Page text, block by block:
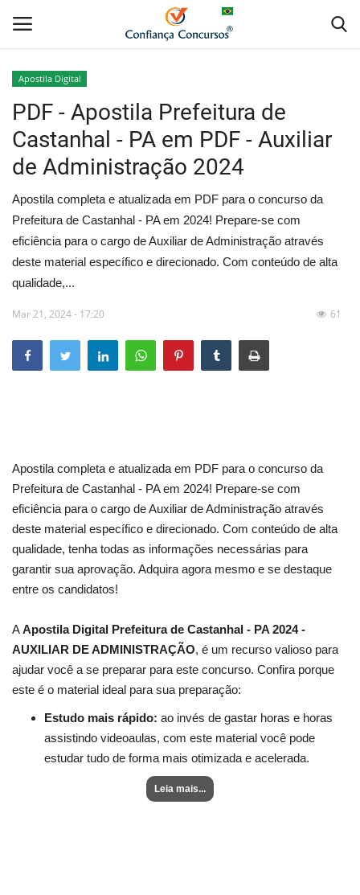
Home
Apostila Digital
Apostila Impressa
Cursos Online
Combo Apostilas
Apostila Digital
PDF - Apostila Prefeitura de
Castanhal - PA em PDF - Auxiliar
de Administração 2024
Apostila completa e atualizada em PDF para o concurso da
Prefeitura de Castanhal - PA em 2024! Prepare-se com
eficiência para o cargo de Auxiliar de Administração através
deste material específico e direcionado. Com conteúdo de alta
qualidade,...
Mar 21, 2024 - 17:20 61
Apostila completa e atualizada em PDF para o concurso da
Prefeitura de Castanhal - PA em 2024! Prepare-se com
eficiência para o cargo de Auxiliar de Administração através
deste material específico e direcionado. Com conteúdo de alta
qualidade, tenha todas as informações necessárias para
garantir sua aprovação. Adquira agora mesmo e se destaque
entre os candidatos!
AApostila Digital Prefeitura de Castanhal - PA 2024 -
AUXILIAR DE ADMINISTRAÇÃO, é um recurso valioso para
ajudar você a se preparar para este concurso. Confira porque
este é o material ideal para sua preparação:
Estudo mais rápido: ao invés de gastar horas e horas
assistindo videoaulas, com este material você pode
estudar tudo de forma mais otimizada e acelerada.
Leia mais...